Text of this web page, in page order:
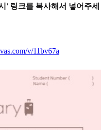
' 링크를 복사해서 넣어주세
v/11bv67a